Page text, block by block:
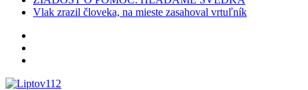
Vlak zrazil človeka, na mieste zasahoval vrtuľník